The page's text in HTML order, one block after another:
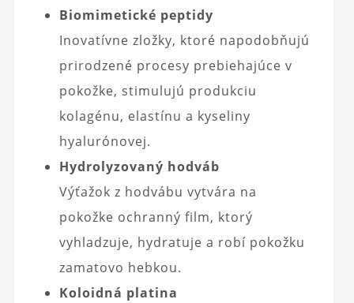
Biomimetické peptidy
Inovatívne zložky, ktoré napodobňujú
prirodzené procesy prebiehajúce v
pokožke, stimulujú produkciu
kolagénu, elastínu a kyseliny
hyalurónovej.
Hydrolyzovaný hodváb
Výťažok z hodvábu vytvára na
pokožke ochranný film, ktorý
vyhladzuje, hydratuje a robí pokožku
zamatovo hebkou.
Koloidná platina